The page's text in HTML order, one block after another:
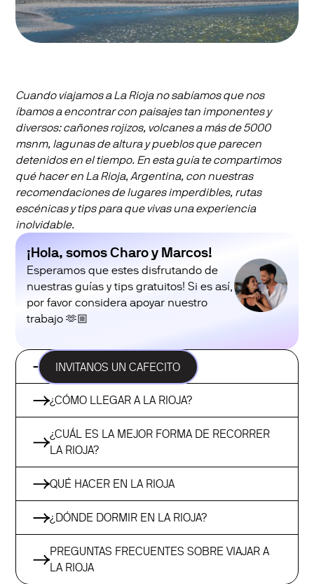
Cuando viajamos a La Rioja no sabíamos que nos
íbamos a encontrar con paisajes tan imponentes y
diversos: cañones rojizos, volcanes a más de 5000
msnm, lagunas de altura y pueblos que parecen
detenidos en el tiempo. En esta guía te compartimos
qué hacer en La Rioja, Argentina, con nuestras
recomendaciones de lugares imperdibles, rutas
escénicas y tips para que vivas una experiencia
inolvidable.
¡Hola, somos Charo y Marcos!
Esperamos que estes disfrutando de
nuestras guías y tips gratuitos! Si es así,
por favor considera apoyar nuestro
trabajo 🫶🏼
INVITANOS UN CAFECITO
¿CUÁNDO IR A LA RIOJA?
¿CÓMO LLEGAR A LA RIOJA?
¿CUÁL ES LA MEJOR FORMA DE RECORRER
LA RIOJA?
QUÉ HACER EN LA RIOJA
¿DÓNDE DORMIR EN LA RIOJA?
PREGUNTAS FRECUENTES SOBRE VIAJAR A
LA RIOJA